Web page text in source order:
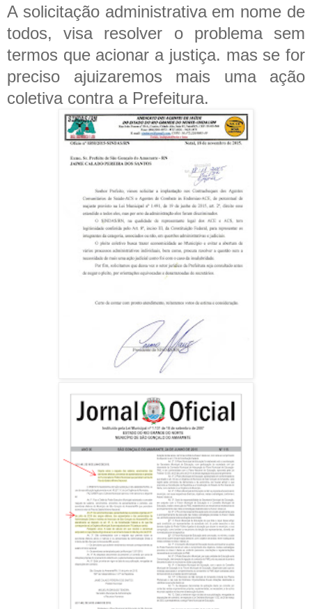
A solicitação administrativa em nome de
todos, visa resolver o problema sem
termos que acionar a justiça. mas se for
preciso ajuizaremos mais uma ação
coletiva contra a Prefeitura.